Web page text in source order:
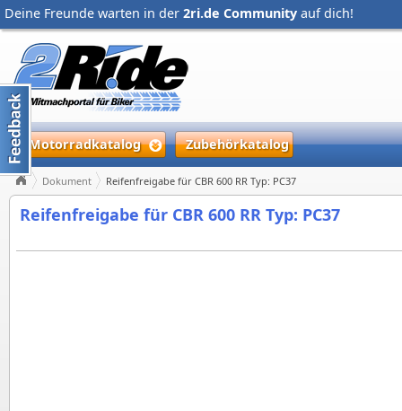
Deine Freunde warten in der 2ri.de Community auf dich!
Motorradkatalog Zubehörkatalog
Dokument Reifenfreigabe für CBR 600 RR Typ: PC37
Reifenfreigabe für CBR 600 RR Typ: PC37